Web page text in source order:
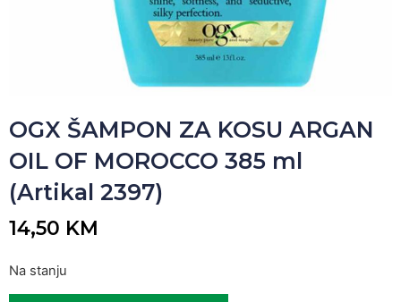
OGX ŠAMPON ZA KOSU ARGAN
OIL OF MOROCCO 385 ml
(Artikal 2397)
14,50 KM
Na stanju